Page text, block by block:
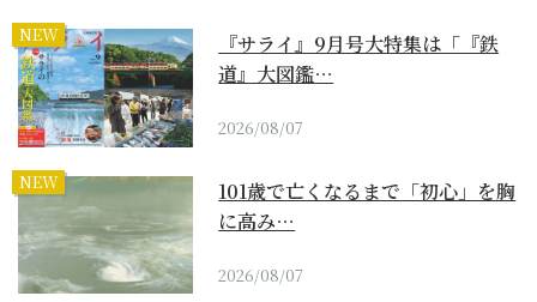
NEW
『サライ』9月号大特集は「『鉄
道』大図鑑…
2026/08/07
NEW
101歳で亡くなるまで「初心」を胸
に高み…
2026/08/07